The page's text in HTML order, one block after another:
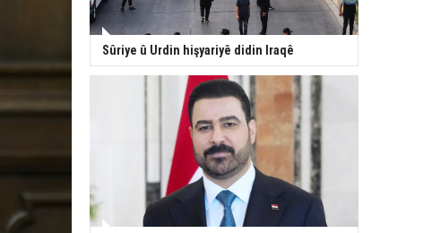
Sûriye û Urdin hişyariyê didin Iraqê